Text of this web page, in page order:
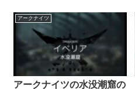
アークナイツ
アークナイツの水没潮窟の